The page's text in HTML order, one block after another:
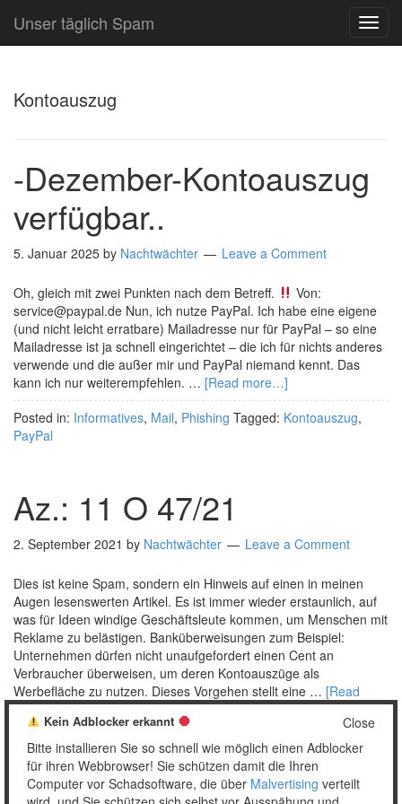
Unser täglich Spam
Kontoauszug
-Dezember-Kontoauszug
verfügbar..
5. Januar 2025 by Nachtwächter Leave a Comment
Oh, gleich mit zwei Punkten nach dem Betreff.
Von:
service@paypal.de Nun, ich nutze PayPal. Ich habe eine eigene
(und nicht leicht erratbare) Mailadresse nur für PayPal – so eine
Mailadresse ist ja schnell eingerichtet – die ich für nichts anderes
verwende und die außer mir und PayPal niemand kennt. Das
kann ich nur weiterempfehlen. … [Read more…]
Posted in: Informatives, Mail, Phishing Tagged: Kontoauszug,
PayPal
Az.: 11 O 47/21
2. September 2021 by Nachtwächter Leave a Comment
Dies ist keine Spam, sondern ein Hinweis auf einen in meinen
Augen lesenswerten Artikel. Es ist immer wieder erstaunlich, auf
was für Ideen windige Geschäftsleute kommen, um Menschen mit
Reklame zu belästigen. Banküberweisungen zum Beispiel:
Unternehmen dürfen nicht unaufgefordert einen Cent an
Verbraucher überweisen, um deren Kontoauszüge als
Werbefläche zu nutzen. Dieses Vorgehen stellt eine … [Read
more…]
Posted in:Sonstiges Tagged:Banküberweisung,Kontoauszug
LG Wiesbaden,Urteil
Close
Kein Adblocker erkannt
Bitte installieren Sie so schnell wie möglich einen Adblocker
für ihren Webbrowser! Sie schützen damit die Ihren
Computer vor Schadsoftware, die über Malvertising verteilt